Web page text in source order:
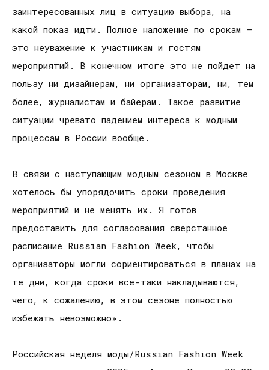
заинтересованных лиц в ситуацию выбора, на
какой показ идти. Полное наложение по срокам –
это неуважение к участникам и гостям
мероприятий. В конечном итоге это не пойдет на
пользу ни дизайнерам, ни организаторам, ни, тем
более, журналистам и байерам. Такое развитие
ситуации чревато падением интереса к модным
процессам в России вообще.
В связи с наступающим модным сезоном в Москве
хотелось бы упорядочить сроки проведения
мероприятий и не менять их. Я готов
предоставить для согласования сверстанное
расписание Russian Fashion Week, чтобы
организаторы могли сориентироваться в планах на
те дни, когда сроки все-таки накладываются,
чего, к сожалению, в этом сезоне полностью
избежать невозможно».
Российская неделя моды/Russian Fashion Week